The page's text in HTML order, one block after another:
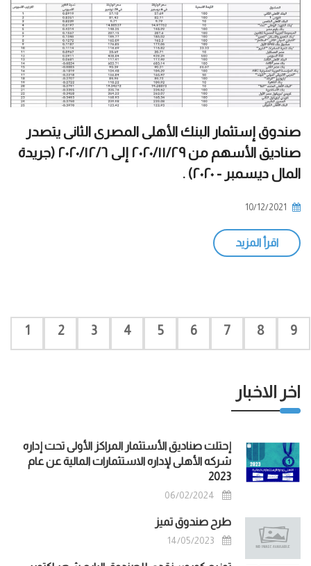
صندوق إستثمار البنك الأهلى المصرى الثانى يتصدر
صناديق الأسهم من ٢٠٢٠/١١/٢٩ إلى ٢٠٢٠/١٢/٦ (جريدة
المال ديسمبر - ٢٠٢٠) .
10/12/2021
اقرأ المزيد
1 2 3 4 5 6 7 8 9
اخر الاخبار
إحتلت صناديق الأستثمار المراكز الأولى تحت إداره
شركه الأهلى لإداره الاستثمارات المالية عن عام
2023
06/02/2024
طرح صندوق تميز
14/05/2023